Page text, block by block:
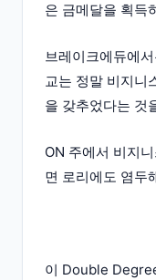
은 금메달을 획득
브레이크에듀에
교는 정말 비지니
을 갖추었다는 것
ON 주에서 비지
면 로리에도 염두
이 Double